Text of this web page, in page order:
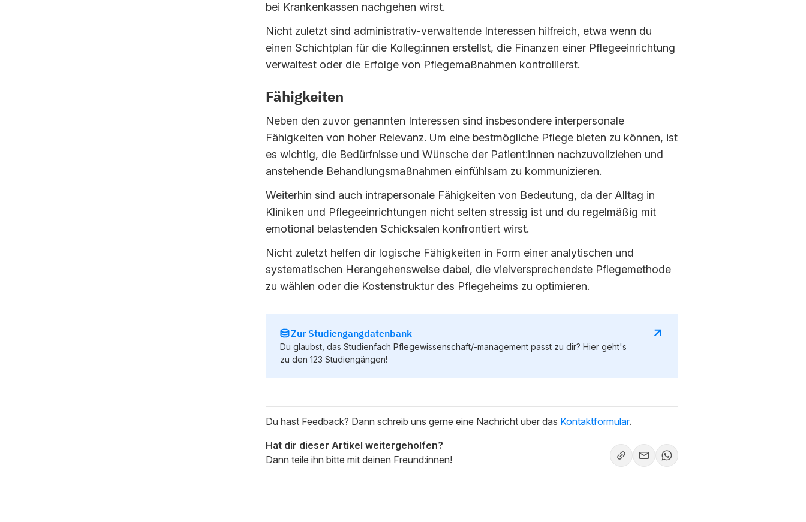
bei Krankenkassen nachgehen wirst.
Nicht zuletzt sind administrativ-verwaltende Interessen hilfreich, etwa wenn du
einen Schichtplan für die Kolleg:innen erstellst, die Finanzen einer Pflegeeinrichtung
verwaltest oder die Erfolge von Pflegemaßnahmen kontrollierst.
Fähigkeiten
Neben den zuvor genannten Interessen sind insbesondere interpersonale
Fähigkeiten von hoher Relevanz. Um eine bestmögliche Pflege bieten zu können, ist
es wichtig, die Bedürfnisse und Wünsche der Patient:innen nachzuvollziehen und
anstehende Behandlungsmaßnahmen einfühlsam zu kommunizieren.
Weiterhin sind auch intrapersonale Fähigkeiten von Bedeutung, da der Alltag in
Kliniken und Pflegeeinrichtungen nicht selten stressig ist und du regelmäßig mit
emotional belastenden Schicksalen konfrontiert wirst.
Nicht zuletzt helfen dir logische Fähigkeiten in Form einer analytischen und
systematischen Herangehensweise dabei, die vielversprechendste Pflegemethode
zu wählen oder die Kostenstruktur des Pflegeheims zu optimieren.
Zur Studiengangdatenbank
Du glaubst, das Studienfach Pflegewissenschaft/-management passt zu dir? Hier geht's
zu den 123 Studiengängen!
Du hast Feedback? Dann schreib uns gerne eine Nachricht über das Kontaktformular.
Hat dir dieser Artikel weitergeholfen?
Dann teile ihn bitte mit deinen Freund:innen!